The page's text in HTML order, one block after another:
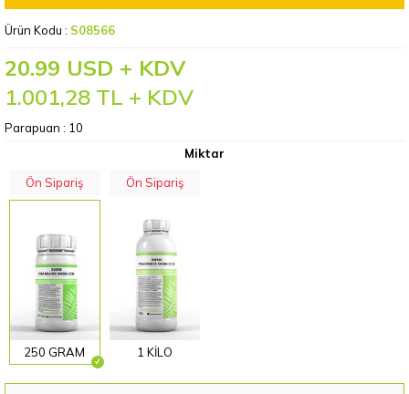
Ürün Kodu : S08566
20.99 USD + KDV
1.001,28 TL + KDV
Parapuan : 10
Miktar
Ön Sipariş
250 GRAM
Ön Sipariş
1 KİLO